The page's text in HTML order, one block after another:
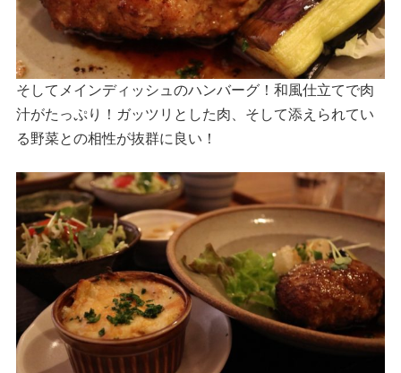
そしてメインディッシュのハンバーグ！和風仕立てで肉
汁がたっぷり！ガッツリとした肉、そして添えられてい
る野菜との相性が抜群に良い！